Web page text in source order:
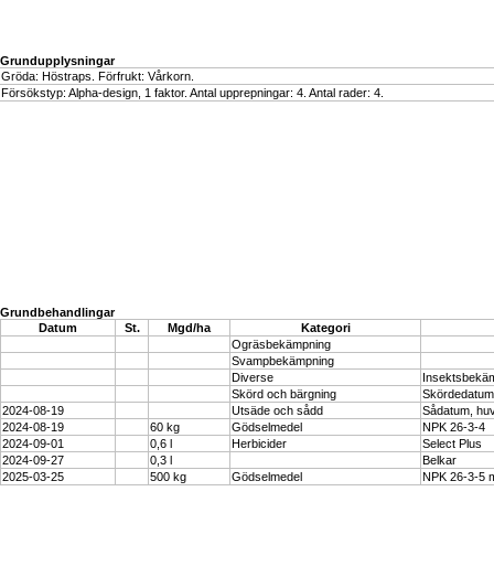
Grundupplysningar
Gröda: Höstraps. Förfrukt: Vårkorn.
Försökstyp: Alpha-design, 1 faktor. Antal upprepningar: 4. Antal rader: 4.
Grundbehandlingar
Datum
St. Mgd/ha
Kategori
Ogräsbekämpning
Svampbekämpning
Diverse
Skörd och bärgning
Skördedatum
2024-08-19
Utsäde och sådd
Sådatum,
2024-08-19
60 kg Gödselmedel
NPK 26-3-4
2024-09-01
0,6 l Herbicider
Select Plus
2024-09-27
0,3 l
Belkar
2025-03-25
500 kg Gödselmedel NPK 26-3-5